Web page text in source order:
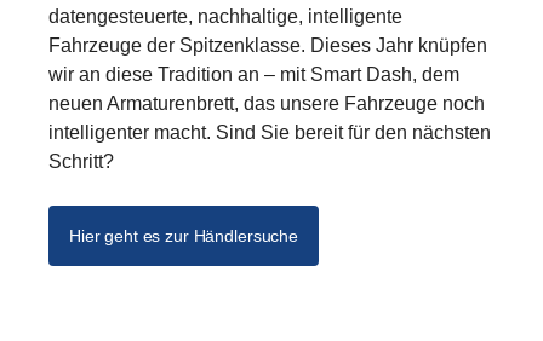
datengesteuerte, nachhaltige, intelligente
Fahrzeuge der Spitzenklasse. Dieses Jahr knüpfen
wir an diese Tradition an – mit Smart Dash, dem
neuen Armaturenbrett, das unsere Fahrzeuge noch
intelligenter macht. Sind Sie bereit für den nächsten
Schritt?
Hier geht es zur Händlersuche